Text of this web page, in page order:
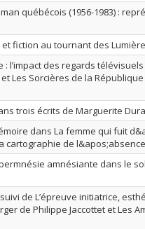
québécois (1956-1983) :
fiction au tournant des
: l’impact des regards
Les Sorcières de la
trois écrits de Marguerite
dans La femme qui fuit
cartographie de l&apos;absence
amnésiante dans le
de L’épreuve initiatrice,
de Philippe Jaccottet et Les